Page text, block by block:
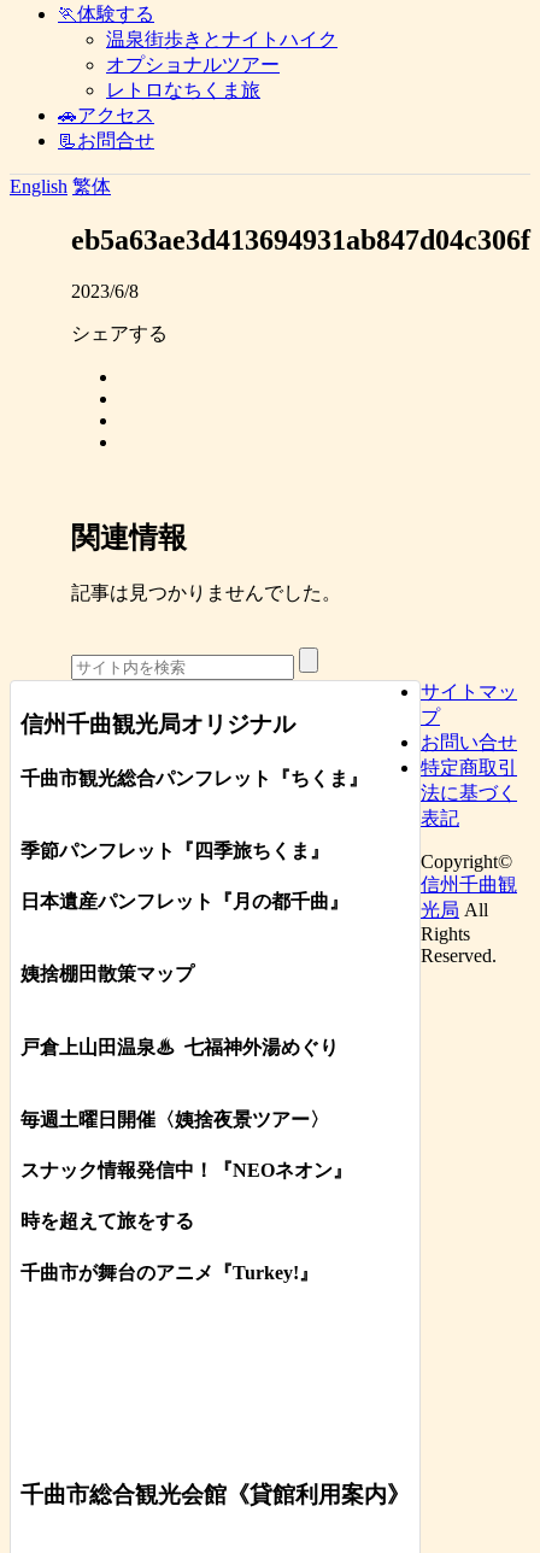
🏃体験する
温泉街歩きとナイトハイク
オプショナルツアー
レトロなちくま旅
🚗アクセス
📃お問合せ
English 繁体
eb5a63ae3d413694931ab847d04c306f
2023/6/8
シェアする
関連情報
記事は見つかりませんでした。
信州千曲観光局オリジナル
千曲市観光総合パンフレット 『ちくま 』
季節パンフレット『四季旅ちくま』
日本遺産パンフレット 『月の都千曲 』
姨捨棚田散策マップ
戸倉上山田温泉♨ 七福神外湯めぐり
毎週土曜日開催〈姨捨夜景ツアー〉
スナック情報発信中！『NEOネオン』
時を超えて旅をする
千曲市が舞台のアニメ『Turkey!』
千曲市総合観光会館《貸館利用案内》
サイトマッ
プ
お問い合せ
特定商取引
法に基づく
表記
Copyright©
信州千曲観
光局 All
Rights
Reserved.